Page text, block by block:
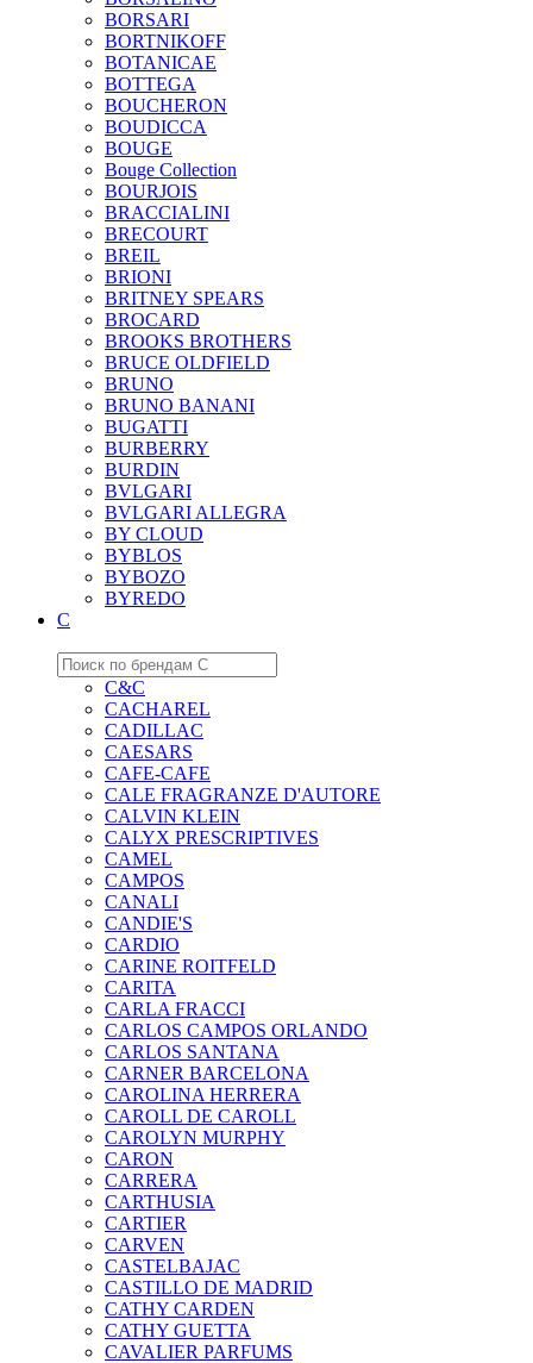
BORSARI
BORTNIKOFF
BOTANICAE
BOTTEGA
BOUCHERON
BOUDICCA
BOUGE
Bouge Collection
BOURJOIS
BRACCIALINI
BRECOURT
BREIL
BRIONI
BRITNEY SPEARS
BROCARD
BROOKS BROTHERS
BRUCE OLDFIELD
BRUNO
BRUNO BANANI
BUGATTI
BURBERRY
BURDIN
BVLGARI
BVLGARI ALLEGRA
BY CLOUD
BYBLOS
BYBOZO
BYREDO
C
C&C
CACHAREL
CADILLAC
CAESARS
CAFE-CAFE
CALE FRAGRANZE D'AUTORE
CALVIN KLEIN
CALYX PRESCRIPTIVES
CAMEL
CAMPOS
CANALI
CANDIE'S
CARDIO
CARINE ROITFELD
CARITA
CARLA FRACCI
CARLOS CAMPOS ORLANDO
CARLOS SANTANA
CARNER BARCELONA
CAROLINA HERRERA
CAROLL DE CAROLL
CAROLYN MURPHY
CARON
CARRERA
CARTHUSIA
CARTIER
CARVEN
CASTELBAJAC
CASTILLO DE MADRID
CATHY CARDEN
CATHY GUETTA
CAVALIER PARFUMS